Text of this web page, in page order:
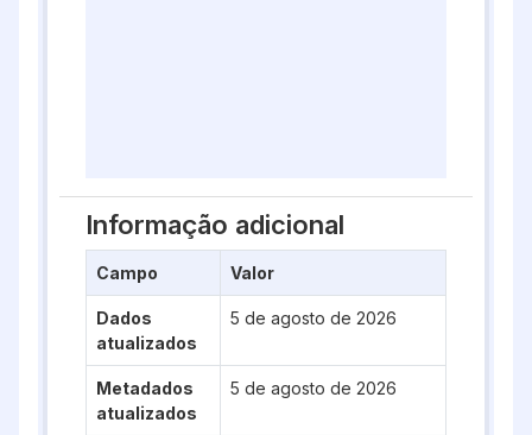
Informação adicional
Campo Valor
Dados
atualizados
5 de agosto de 2026
Metadados
atualizados
5 de agosto de 2026